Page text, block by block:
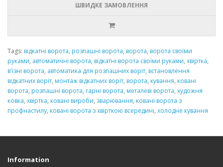
ШВИДКЕ ЗАМОВЛЕННЯ
Tags: відкатні ворота, розпашні ворота, ворота, ворота своїми
руками, автоматичні ворота, відкатні ворота своїми руками, хвіртка,
в'їзні ворота, автоматика для розпашних воріт, встановлення
відкатних воріт, монтаж відкатних воріт, ворота, кування, ковані
ворота, розпашні ворота, гарні ворота, металеві ворота, художня
ковка, хвіртка, ковані вироби, зварювання, ковані ворота з
профнастилу, ковані ворота з хвірткою всередині, холодне кування
Information